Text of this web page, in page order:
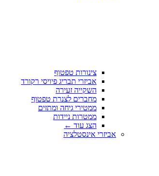
צינורות טפטוף
אביזרי תבריג פיויסי רקורד
השקייה זעירה
מחברים לצנרת טפטוף
ממטירי גיחה ומתזים
ממטרות ניידות
הצג עוד ←
אביזרי אינסטלציה